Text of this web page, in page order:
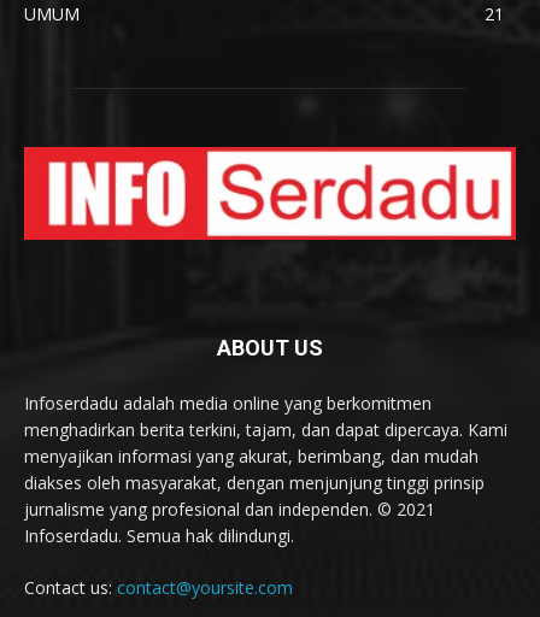
UMUM
21
ABOUT US
Infoserdadu adalah media online yang berkomitmen
menghadirkan berita terkini, tajam, dan dapat dipercaya. Kami
menyajikan informasi yang akurat, berimbang, dan mudah
diakses oleh masyarakat, dengan menjunjung tinggi prinsip
jurnalisme yang profesional dan independen. © 2021
Infoserdadu. Semua hak dilindungi.
Contact us: contact@yoursite.com